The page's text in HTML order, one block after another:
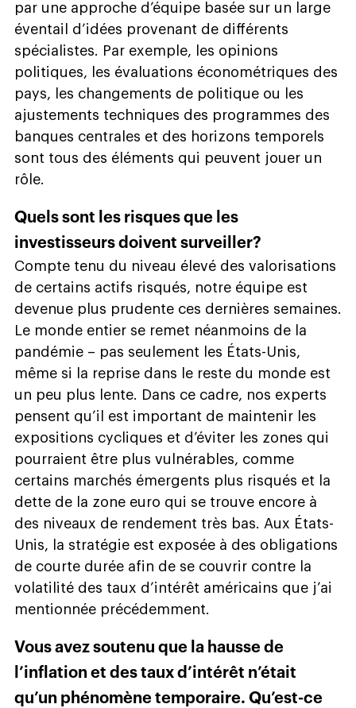
par une approche d’équipe basée sur un large
éventail d’idées provenant de différents
spécialistes. Par exemple, les opinions
politiques, les évaluations économétriques des
pays, les changements de politique ou les
ajustements techniques des programmes des
banques centrales et des horizons temporels
sont tous des éléments qui peuvent jouer un
rôle.
Quels sont les risques que les
investisseurs doivent surveiller?
Compte tenu du niveau élevé des valorisations
de certains actifs risqués, notre équipe est
devenue plus prudente ces dernières semaines.
Le monde entier se remet néanmoins de la
pandémie – pas seulement les États-Unis,
même si la reprise dans le reste du monde est
un peu plus lente. Dans ce cadre, nos experts
pensent qu’il est important de maintenir les
expositions cycliques et d’éviter les zones qui
pourraient être plus vulnérables, comme
certains marchés émergents plus risqués et la
dette de la zone euro qui se trouve encore à
des niveaux de rendement très bas. Aux États-
Unis, la stratégie est exposée à des obligations
de courte durée afin de se couvrir contre la
volatilité des taux d’intérêt américains que j’ai
mentionnée précédemment.
Vous avez soutenu que la hausse de
l’inflation et des taux d’intérêt n’était
qu’un phénomène temporaire. Qu’est-ce